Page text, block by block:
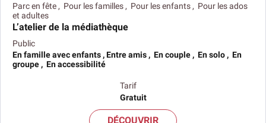
Parc en fête , Pour les familles , Pour les enfants , Pour les ados
et adultes
L’atelier de la médiathèque
Public
En famille avec enfants , Entre amis , En couple , En solo , En
groupe , En accessibilité
Tarif
Gratuit
DÉCOUVRIR